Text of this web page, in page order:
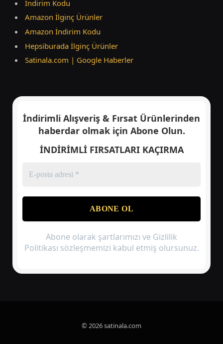
İndirim Kodu
Amazon İlginç Ürünler
Amazon İndirim Kodu
Hepsiburada İlginç Ürünler
Satinala.com | Google Haberler
İndirimli Alışveriş & Fırsat Ürünlerinden
haberdar olmak için Abone Olun.
İNDİRİMLİ FIRSATLARI KAÇIRMA
Abone olarak şartlarımızı ve Gizlilik
Politikası sözleşmemizi kabul etmiş olursunuz.
© 2026 satinala.com